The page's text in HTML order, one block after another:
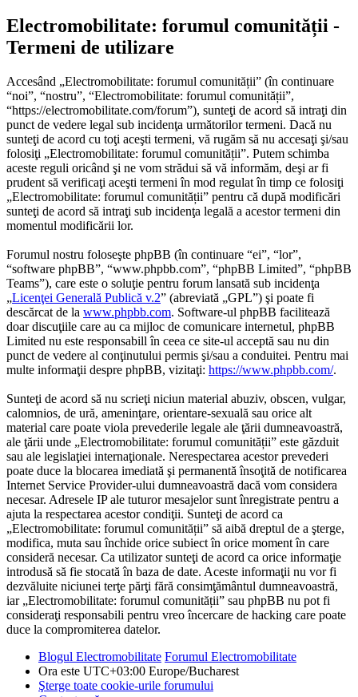
Electromobilitate: forumul comunității -
Termeni de utilizare
Accesând „Electromobilitate: forumul comunității” (în continuare
“noi”, “nostru”, “Electromobilitate: forumul comunității”,
“https://electromobilitate.com/forum”), sunteţi de acord să intraţi din
punct de vedere legal sub incidenţa următorilor termeni. Dacă nu
sunteţi de acord cu toţi aceşti termeni, vă rugăm să nu accesaţi şi/sau
folosiţi „Electromobilitate: forumul comunității”. Putem schimba
aceste reguli oricând şi ne vom strădui să vă informăm, deşi ar fi
prudent să verificaţi aceşti termeni în mod regulat în timp ce folosiţi
„Electromobilitate: forumul comunității” pentru că după modificări
sunteţi de acord să intraţi sub incidenţa legală a acestor termeni din
momentul modificării lor.
Forumul nostru foloseşte phpBB (în continuare “ei”, “lor”,
“software phpBB”, “www.phpbb.com”, “phpBB Limited”, “phpBB
Teams”), care este o soluţie pentru forum lansată sub incidenţa
„Licenţei Generală Publică v.2” (abreviată „GPL”) şi poate fi
descărcat de la www.phpbb.com. Software-ul phpBB facilitează
doar discuţiile care au ca mijloc de comunicare internetul, phpBB
Limited nu este responsabill în ceea ce site-ul acceptă sau nu din
punct de vedere al conţinutului permis şi/sau a conduitei. Pentru mai
multe informaţii despre phpBB, vizitaţi: https://www.phpbb.com/.
Sunteţi de acord să nu scrieţi niciun material abuziv, obscen, vulgar,
calomnios, de ură, ameninţare, orientare-sexuală sau orice alt
material care poate viola prevederile legale ale ţării dumneavoastră,
ale ţării unde „Electromobilitate: forumul comunității” este găzduit
sau ale legislaţiei internaţionale. Nerespectarea acestor prevederi
poate duce la blocarea imediată şi permanentă însoţită de notificarea
Internet Service Provider-ului dumneavoastră dacă vom considera
necesar. Adresele IP ale tuturor mesajelor sunt înregistrate pentru a
ajuta la respectarea acestor condiţii. Sunteţi de acord ca
„Electromobilitate: forumul comunității” să aibă dreptul de a şterge,
modifica, muta sau închide orice subiect în orice moment în care
consideră necesar. Ca utilizator sunteţi de acord ca orice informaţie
introdusă să fie stocată în baza de date. Aceste informaţii nu vor fi
dezvăluite niciunei terţe părţi fără consimţământul dumneavoastră,
iar „Electromobilitate: forumul comunității” sau phpBB nu pot fi
consideraţi responsabili pentru vreo încercare de hacking care poate
duce la compromiterea datelor.
Blogul Electromobilitate Forumul Electromobilitate
Ora este UTC+03:00 Europe/Bucharest
Şterge toate cookie-urile forumului